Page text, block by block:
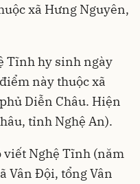
xã Hưng Nguyên,
Tĩnh hy sinh ngày
này thuộc xã
Diễn Châu. Hiện
tỉnh Nghệ An).
viết Nghệ Tĩnh (năm
Vân Đội, tổng Vân